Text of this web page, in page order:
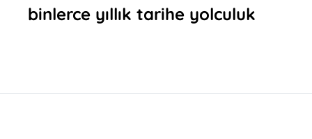
binlerce yıllık tarihe yolculuk